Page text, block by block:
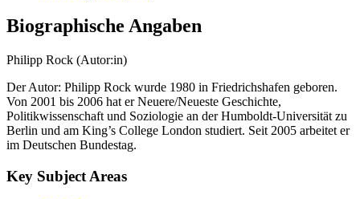
Biographische Angaben
Philipp Rock (Autor:in)
Der Autor: Philipp Rock wurde 1980 in Friedrichshafen geboren.
Von 2001 bis 2006 hat er Neuere/Neueste Geschichte,
Politikwissenschaft und Soziologie an der Humboldt-Universität zu
Berlin und am King’s College London studiert. Seit 2005 arbeitet er
im Deutschen Bundestag.
Key Subject Areas